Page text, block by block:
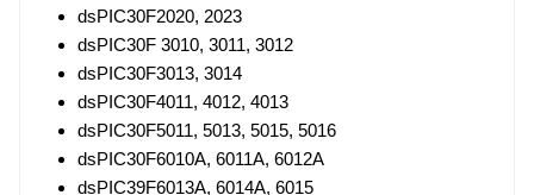
dsPIC30F2020, 2023
dsPIC30F 3010, 3011, 3012
dsPIC30F3013, 3014
dsPIC30F4011, 4012, 4013
dsPIC30F5011, 5013, 5015, 5016
dsPIC30F6010A, 6011A, 6012A
dsPIC39F6013A, 6014A, 6015